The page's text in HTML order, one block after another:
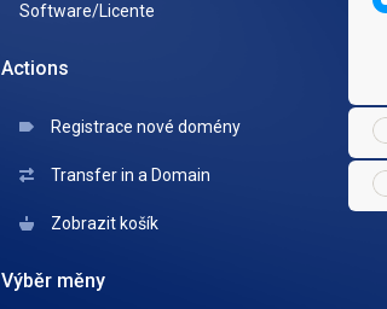
Software/Licente
Actions
Registrace nové domény
Transfer in a Domain
Zobrazit košík
Výběr měny